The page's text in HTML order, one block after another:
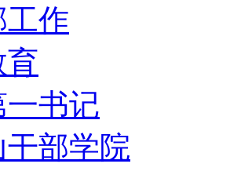
工作
育
书记
干部学院